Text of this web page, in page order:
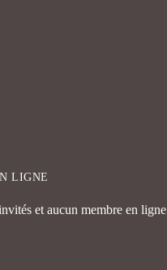
LIGNE
et aucun membre en ligne